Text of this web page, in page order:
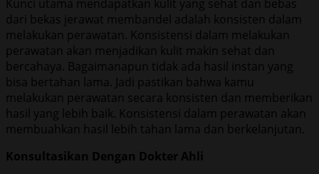
Kunci utama mendapatkan kulit yang sehat dan bebas
dari bekas jerawat membandel adalah konsisten dalam
melakukan perawatan. Konsistensi dalam melakukan
perawatan akan menjadikan kulit makin sehat dan
bercahaya. Bagaimanapun tidak ada hasil instan yang
bisa bertahan lama. Jadi pastikan bahwa kamu
melakukan perawatan secara konsisten dan memberikan
hasil yang lebih baik. Konsistensi dalam perawatan akan
membuahkan hasil lebih tahan lama dan berkelanjutan.
Konsultasikan Dengan Dokter Ahli